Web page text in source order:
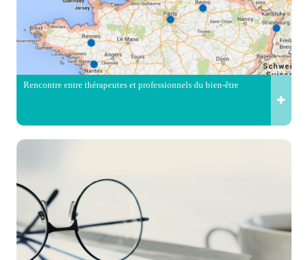
Rencontre entre thérapeutes et professionnels du bien-être